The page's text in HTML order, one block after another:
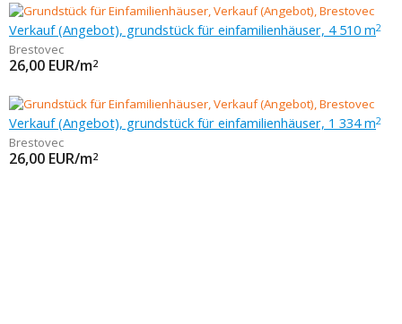
Verkauf (Angebot), grundstück für einfamilienhäuser, 4 510 m2
Brestovec
26,00 EUR/m2
Verkauf (Angebot), grundstück für einfamilienhäuser, 1 334 m2
Brestovec
26,00 EUR/m2